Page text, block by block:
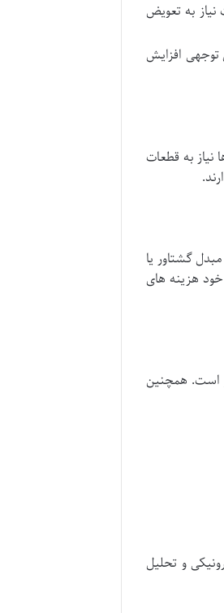
به تعویض
توجهی افزایش
نیاز به قطعات
گشتاور یا
هزینه های
است. همچنین
و تحلیل